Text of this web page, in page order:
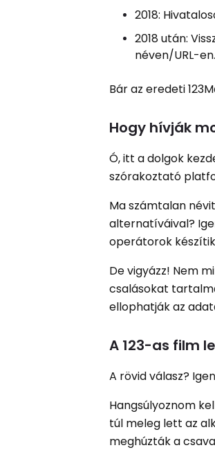
2018:
2018 után:
néven/URL-en.
Bár az eredeti
Hogy hívják
Ó, itt a dolgok
szórakoztató
Ma számtalan
alternatíváival?
operátorok
De vigyázz! Nem
csalásokat
ellophatják az
A 123-as film
A rövid válasz?
Hangsúlyoznom
túl meleg lett az
meghúzták a